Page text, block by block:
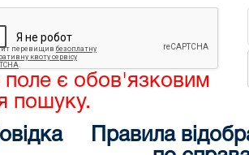
поле є обов'язковим
пошуку.
Правила